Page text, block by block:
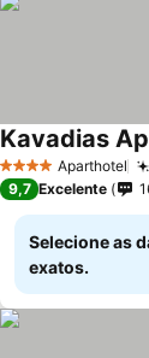
4 EstrelasAparthotel
Kavadias
9,7 Excelente
Selecione as
exatos.